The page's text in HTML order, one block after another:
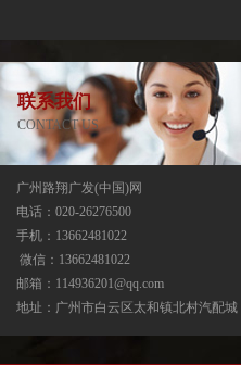
宝马X3分动箱/器ATC13-ATC450-ATC45L-
联系我们
CONTACT US
广州路翔广发(中国)网
电话：020-26276500
手机：13662481022
微信：13662481022
邮箱：114936201@qq.com
地址：广州市白云区太和镇北村汽配城